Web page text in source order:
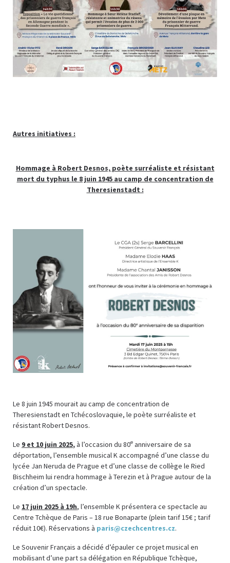
Autres initiatives :
Hommage à Robert Desnos, poète surréaliste et résistant
mort du typhus le 8 juin 1945 au camp de concentration de
Theresienstadt :
Le 8 juin 1945 mourait au camp de concentration de
Theresienstadt en Tchécoslovaquie, le poète surréaliste et
résistant Robert Desnos.
Le 9 et 10 juin 2025,à l’occasion du 80e anniversaire de sa
déportation, l’ensemble musical K accompagné d’une classe du
lycée Jan Neruda de Prague et d’une classe de collège le Ried
Bischheim lui rendra hommage à Terezin et à Prague autour de la
création d’un spectacle.
Le 17 juin 2025 à 19h, l’ensemble K présentera ce spectacle au
Centre Tchèque de Paris – 18 rue Bonaparte (plein tarif 15€ ; tarif
réduit 10€). Réservations à paris@czechcentres.cz.
Le Souvenir Français a décidé d’épauler ce projet musical en
mobilisant d’une part sa délégation en République Tchèque,